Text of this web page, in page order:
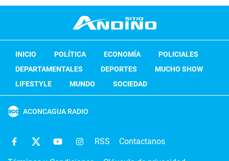
INICIO POLÍTICA ECONOMÍA
POLICIALES
DEPARTAMENTALES
DEPORTES
MUCHO SHOW
LIFESTYLE
MUNDO SOCIEDAD
ACONCAGUA RADIO
RSS Contactanos